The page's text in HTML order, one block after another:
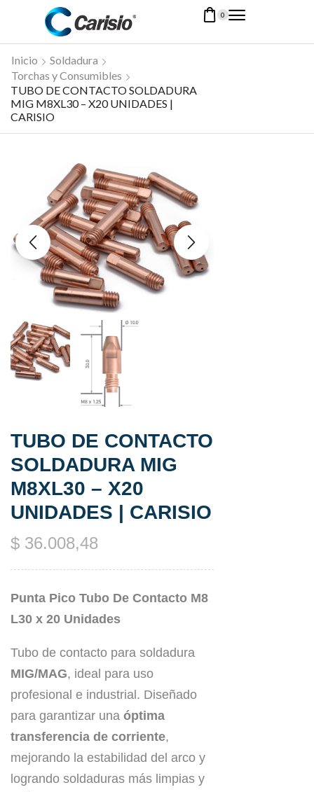
0
Inicio
Soldadura
Torchas y Consumibles
TUBO DE CONTACTO SOLDADURA
MIG M8XL30 – X20 UNIDADES |
CARISIO
TUBO DE CONTACTO
SOLDADURA MIG
M8XL30 – X20
UNIDADES | CARISIO
$ 36.008,48
Punta Pico Tubo De Contacto M8
L30 x 20 Unidades
Tubo de contacto para soldadura
MIG/MAG, ideal para uso
profesional e industrial. Diseñado
para garantizar una óptima
transferencia de corriente,
mejorando la estabilidad del arco y
logrando soldaduras más limpias y